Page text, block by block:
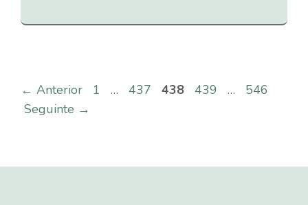
← Anterior Página
1 … Página
437 Página
438 Página
439 … Página
546
Seguinte →